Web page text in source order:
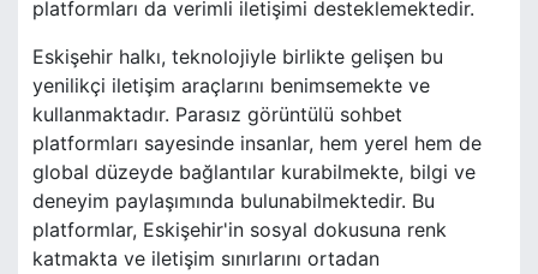
platformları da verimli iletişimi desteklemektedir.
Eskişehir halkı, teknolojiyle birlikte gelişen bu
yenilikçi iletişim araçlarını benimsemekte ve
kullanmaktadır. Parasız görüntülü sohbet
platformları sayesinde insanlar, hem yerel hem de
global düzeyde bağlantılar kurabilmekte, bilgi ve
deneyim paylaşımında bulunabilmektedir. Bu
platformlar, Eskişehir'in sosyal dokusuna renk
katmakta ve iletişim sınırlarını ortadan